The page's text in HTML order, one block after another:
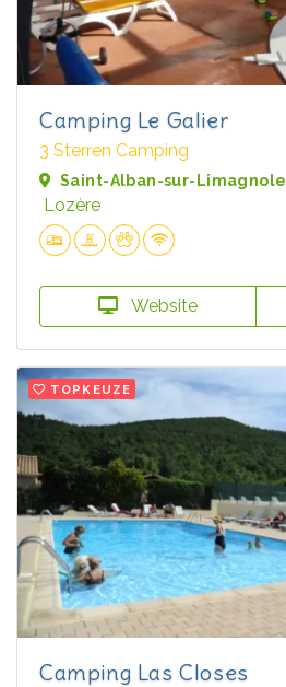
Camping Le Galier
3 Sterren Camping
Saint-Alban-sur-Limagnole
Lozère
Website
TOPKEUZE
Camping Las Closes